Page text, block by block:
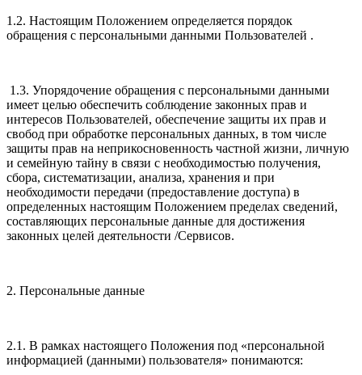
1.2. Настоящим Положением определяется порядок
обращения с персональными данными Пользователей .
1.3. Упорядочение обращения с персональными данными
имеет целью обеспечить соблюдение законных прав и
интересов Пользователей, обеспечение защиты их прав и
свобод при обработке персональных данных, в том числе
защиты прав на неприкосновенность частной жизни, личную
и семейную тайну в связи с необходимостью получения,
сбора, систематизации, анализа, хранения и при
необходимости передачи (предоставление доступа) в
определенных настоящим Положением пределах сведений,
составляющих персональные данные для достижения
законных целей деятельности /Сервисов.
2. Персональные данные
2.1. В рамках настоящего Положения под «персональной
информацией (данными) пользователя» понимаются: